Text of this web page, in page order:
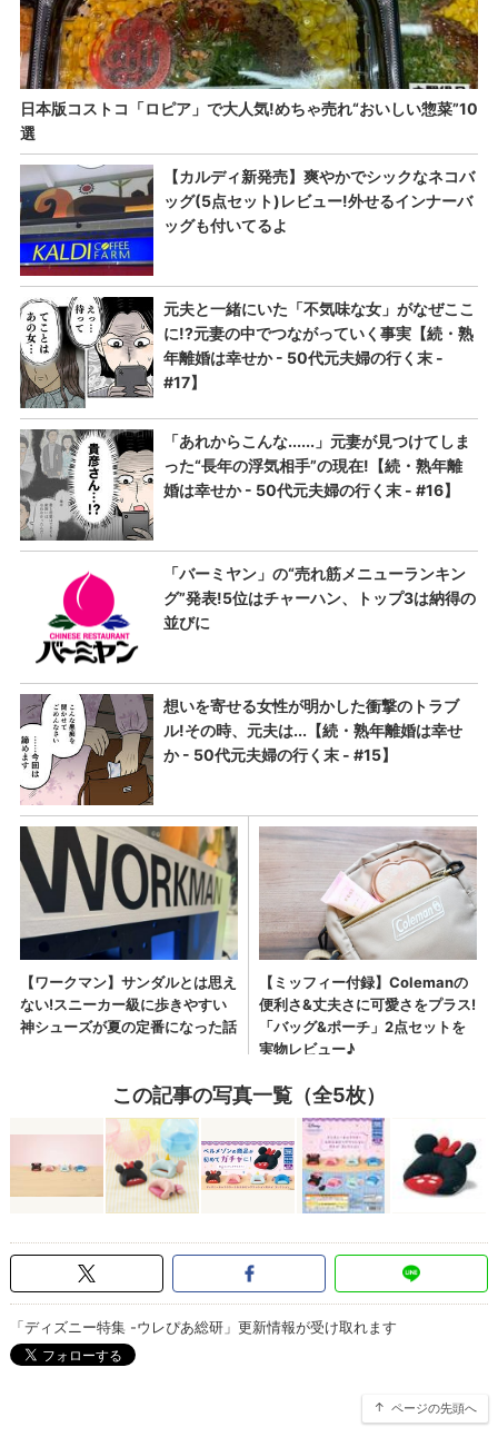
この記事の写真一覧（全5枚）
「ディズニー特集 -ウレぴあ総研」更新情報が受け取れます
ページの先頭へ